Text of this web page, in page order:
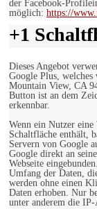
der Facebook-
möglich: https://
+1
Dieses Angebot
Google Plus,
Mountain View, CA
Button ist an dem
erkennbar.
Wenn ein Nutzer eine
Schaltfläche enthält,
Servern von Google
Google direkt an
Webseite
Umfang der Daten,
werden ohne einen
Daten erhoben. Nur
unter anderem die